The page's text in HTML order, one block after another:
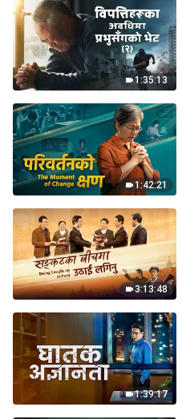
1:35:13
1:42:21
3:13:48
1:39:17